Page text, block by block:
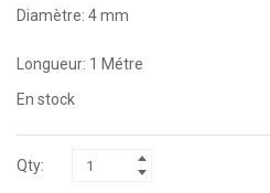
Diamètre: 4 mm
Longueur: 1 Métre
En stock